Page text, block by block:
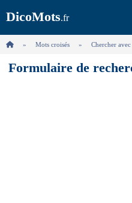
DicoMots.fr
Mots croisés Chercher
Formulaire de